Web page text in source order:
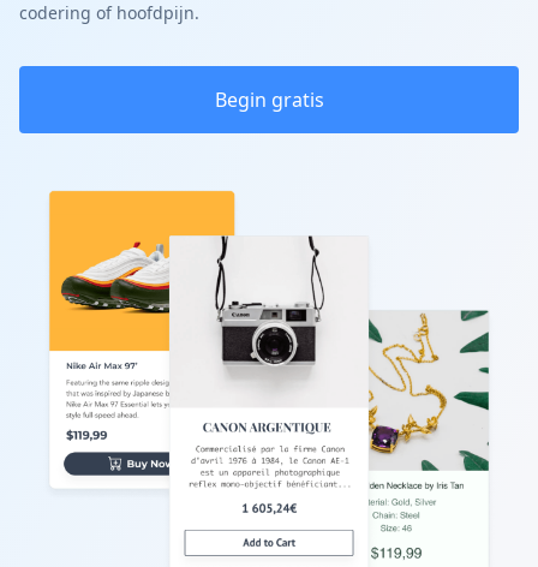
codering of hoofdpijn.
Begin gratis